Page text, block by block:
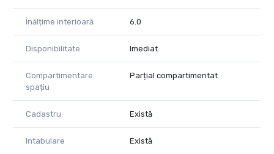
Înălțime interioară 6.0
Disponibilitate Imediat
Compartimentare
spațiu
Parțial compartimentat
Cadastru Există
Intabulare Există